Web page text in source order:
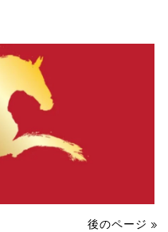
後のページ »